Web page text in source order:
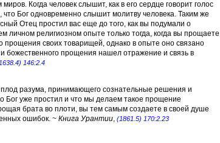
Когда человек слышит, как в его сердце говорит голос
Бог одновременно слышит молитву человека. Таким же
Отец простил вас еще до того, как вы подумали о
религиозном опыте только тогда, когда вы прощаете
прощения своих товарищей, однако в опыте оно связано
божественного прощения нашел отражение и связь в
146:2.4
плод разума, принимающего сознательные решения и
Бог уже простил и что мы делаем такое прощение
брата во плоти, вы тем самым создаете в своей душе
ошибок. ~ Книга Урантии, (1861.5) 170:2.23